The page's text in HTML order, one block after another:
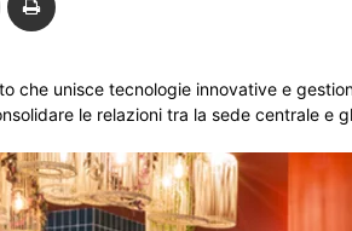
che unisce tecnologie innovative e
le relazioni tra la sede centrale e